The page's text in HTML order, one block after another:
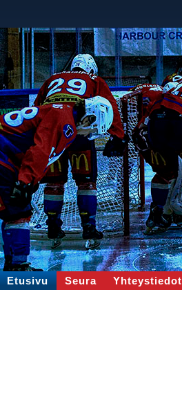
Etusivu Seura Yhteystiedot